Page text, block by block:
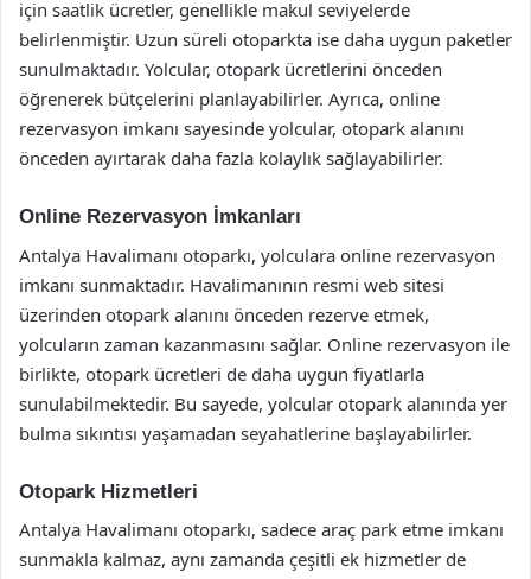
için saatlik ücretler, genellikle makul seviyelerde
belirlenmiştir. Uzun süreli otoparkta ise daha uygun paketler
sunulmaktadır. Yolcular, otopark ücretlerini önceden
öğrenerek bütçelerini planlayabilirler. Ayrıca, online
rezervasyon imkanı sayesinde yolcular, otopark alanını
önceden ayırtarak daha fazla kolaylık sağlayabilirler.
Online Rezervasyon İmkanları
Antalya Havalimanı otoparkı, yolculara online rezervasyon
imkanı sunmaktadır. Havalimanının resmi web sitesi
üzerinden otopark alanını önceden rezerve etmek,
yolcuların zaman kazanmasını sağlar. Online rezervasyon ile
birlikte, otopark ücretleri de daha uygun fiyatlarla
sunulabilmektedir. Bu sayede, yolcular otopark alanında yer
bulma sıkıntısı yaşamadan seyahatlerine başlayabilirler.
Otopark Hizmetleri
Antalya Havalimanı otoparkı, sadece araç park etme imkanı
sunmakla kalmaz, aynı zamanda çeşitli ek hizmetler de